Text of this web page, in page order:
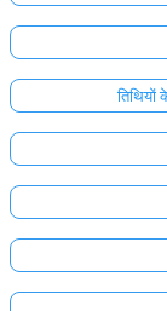
तिथियों